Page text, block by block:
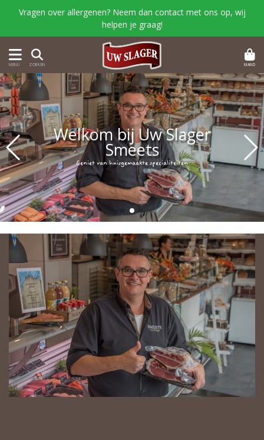
Vragen over allergenen? Neem dan contact met ons op, wij
helpen je graag!
MENU ZOEKEN MAND
Welkom bij Uw Slager
Smeets
Geniet van huisgemaakte specialiteiten